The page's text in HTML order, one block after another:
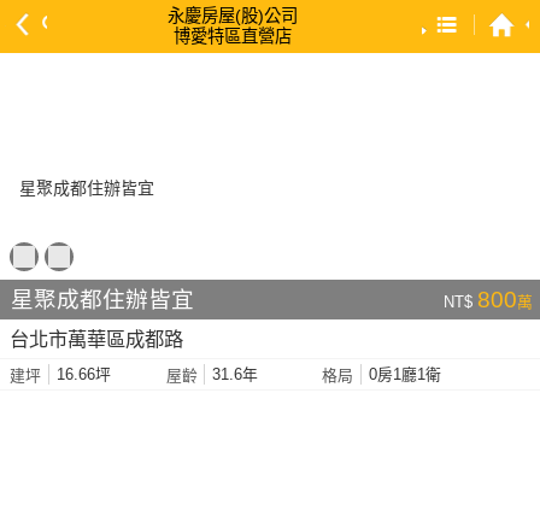
永慶房屋(股)公司
博愛特區直營店
依建物坪數 大 → 小
依土地坪數 大 → 小
星聚成都住辦皆宜 NT$ 800萬
台北市萬華區成都路
建坪 16.66坪 屋齡 31.6年 格局 0房1廳1衛